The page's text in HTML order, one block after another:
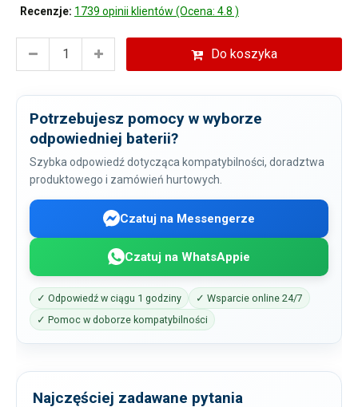
Recenzje: 1739 opinii klientów (Ocena: 4.8 )
Do koszyka
Potrzebujesz pomocy w wyborze
odpowiedniej baterii?
Szybka odpowiedź dotycząca kompatybilności, doradztwa
produktowego i zamówień hurtowych.
Czatuj na Messengerze
Czatuj na WhatsAppie
✓ Odpowiedź w ciągu 1 godziny
✓ Wsparcie online 24/7
✓ Pomoc w doborze kompatybilności
Najczęściej zadawane pytania